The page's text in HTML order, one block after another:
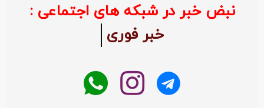
نبض خبر در شبکه های اجتماعی :
خبر فوری